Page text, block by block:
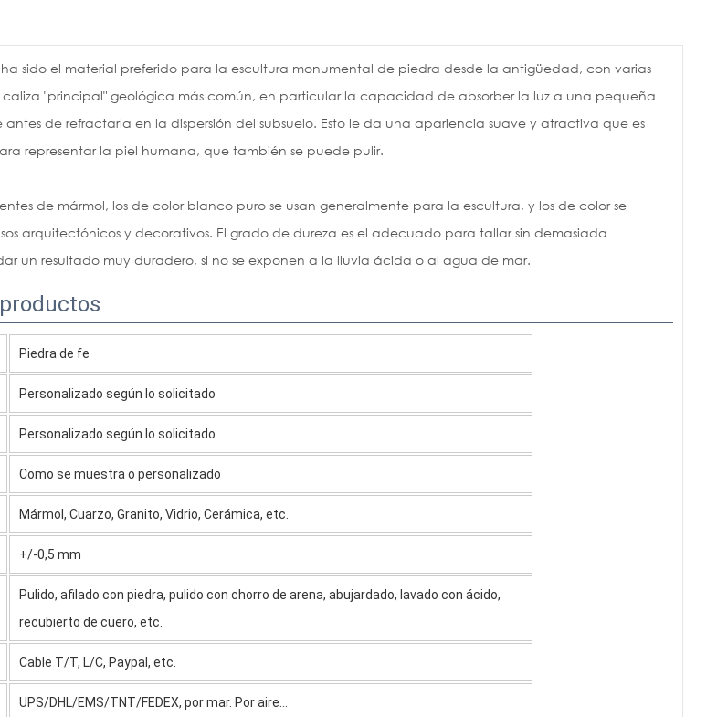
ha sido el material preferido para la escultura monumental de piedra desde la antigüedad, con varias
caliza "principal" geológica más común, en particular la capacidad de absorber la luz a una pequeña
de refractarla en la dispersión del subsuelo. Esto le da una apariencia suave y atractiva que es
representar la piel humana, que también se puede pulir.
de mármol, los de color blanco puro se usan generalmente para la escultura, y los de color se
arquitectónicos y decorativos. El grado de dureza es el adecuado para tallar sin demasiada
un resultado muy duradero, si no se exponen a la lluvia ácida o al agua de mar.
Piedra de fe
Personalizado según lo solicitado
Personalizado según lo solicitado
Como se muestra o personalizado
Mármol, Cuarzo, Granito, Vidrio, Cerámica, etc.
+/-0,5 mm
Pulido, afilado con piedra, pulido con chorro de arena, abujardado, lavado con ácido,
recubierto de cuero, etc.
Cable T/T, L/C, Paypal, etc.
UPS/DHL/EMS/TNT/FEDEX, por mar. Por aire...